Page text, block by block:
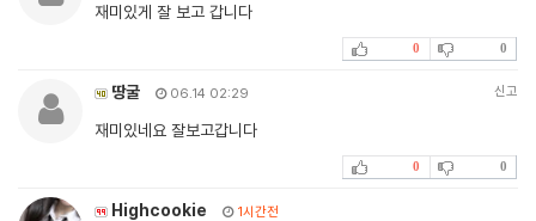
재미있게 잘 보고 갑니다
0 0
땅굴 06.14 02:29 신고
재미있네요 잘보고갑니다
0 0
Highcookie 1시간전